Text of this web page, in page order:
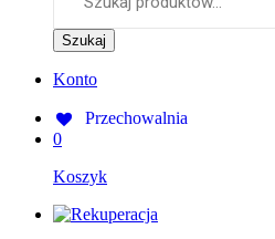
Szukaj
Konto
Przechowalnia
0
Koszyk